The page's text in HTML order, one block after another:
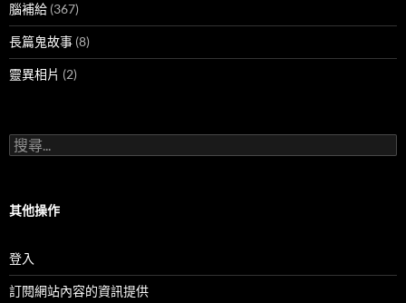
腦補給 (367)
長篇鬼故事 (8)
靈異相片 (2)
搜
尋
字:
其他操作
登入
訂閱網站內容的資訊提供